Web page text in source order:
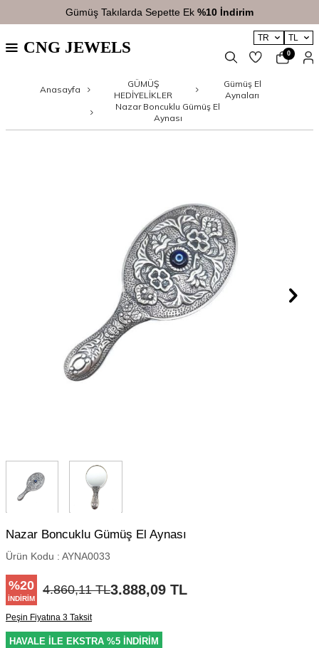
Sepette Ek%10 İndirim
TR TL
CNG JEWELS 0
Anasayfa
GÜMÜŞ
HEDİYELİKLER
Gümüş El
Aynaları
Nazar Boncuklu Gümüş El
Aynası
Nazar Boncuklu Gümüş El Aynası
Ürün Kodu : AYNA0033
%20
İNDIRIM
4.860,11TL3.888,09 TL
Peşin Fiyatına 3 Taksit
HAVALE İLE EKSTRA %5 İNDİRİM